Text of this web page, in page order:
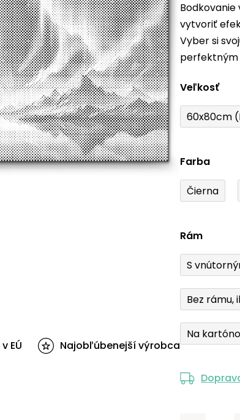
0,0
z
5
vytvoriť
Vyber si
perfektným
Veľkosť
60x80cm
Farba
Čierna
Rám
S
Bez rámu,
Na
EÚ Najobľúbenejší výrobca